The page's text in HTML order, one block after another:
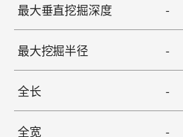
最大垂直挖掘深度 -
最大挖掘半径 -
全长 -
全宽 -